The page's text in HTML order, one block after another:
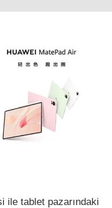
ile tablet pazarındaki